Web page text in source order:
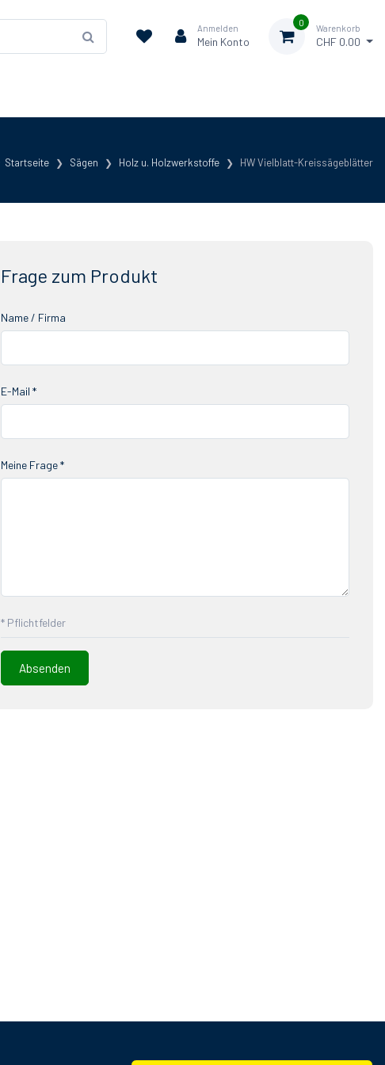
Anmelden
Mein Konto
0
Warenkorb
CHF 0.00
Startseite Sägen Holz u. Holzwerkstoffe HW Vielblatt-Kreissägeblätter
Frage zum Produkt
Name / Firma
E-Mail *
Meine Frage *
* Pflichtfelder